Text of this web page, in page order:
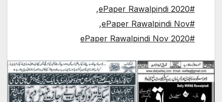
#ePaper Rawalpindi 2020
,
#ePaper Rawalpindi Nov
,
#ePaper Rawalpindi Nov 2020